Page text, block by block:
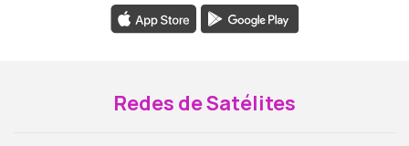
Redes de Satélites